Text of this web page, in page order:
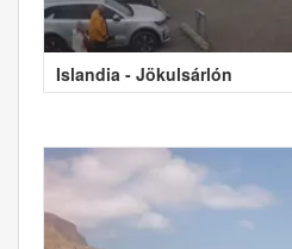
Islandia - Jökulsárlón